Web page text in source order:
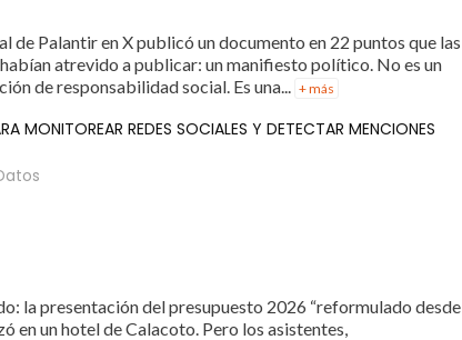
de Palantir en X publicó un documento en 22 puntos que las
atrevido a publicar: un manifiesto político. No es un
de responsabilidad social. Es una...
+ más
MONITOREAR REDES SOCIALES Y DETECTAR MENCIONES
la presentación del presupuesto 2026 “reformulado desde
en un hotel de Calacoto. Pero los asistentes,